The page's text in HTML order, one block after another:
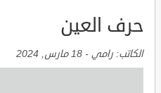
حرف العين
الكاتب: رامي - 18 مارس, 2024